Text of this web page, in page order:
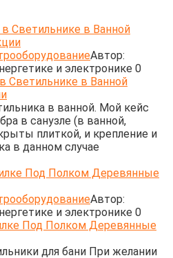
Светильнике в Ванной
Автор:
и электронике 0
в ванной. Мой кейс
в санузле (в ванной,
плиткой, и крепление и
в данном случае
Под Полком Деревянные
Автор:
и электронике 0
для бани При желании